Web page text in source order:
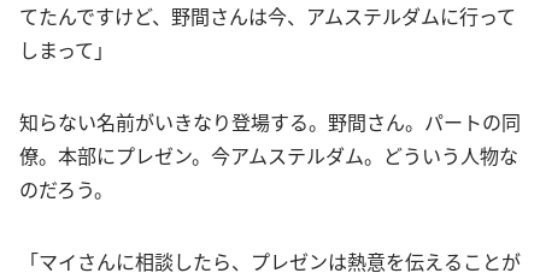
てたんですけど、野間さんは今、アムステルダムに行って
しまって」
知らない名前がいきなり登場する。野間さん。パートの同
僚。本部にプレゼン。今アムステルダム。どういう人物な
のだろう。
「マイさんに相談したら、プレゼンは熱意を伝えることが